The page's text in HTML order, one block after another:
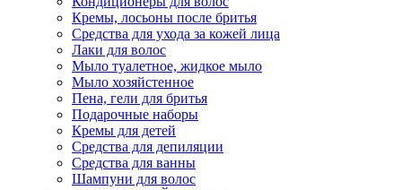
Кремы, лосьоны после бритья
Средства для ухода за кожей лица
Лаки для волос
Мыло туалетное, жидкое мыло
Мыло хозяйстенное
Пена, гели для бритья
Подарочные наборы
Кремы для детей
Средства для депиляции
Средства для ванны
Шампуни для волос